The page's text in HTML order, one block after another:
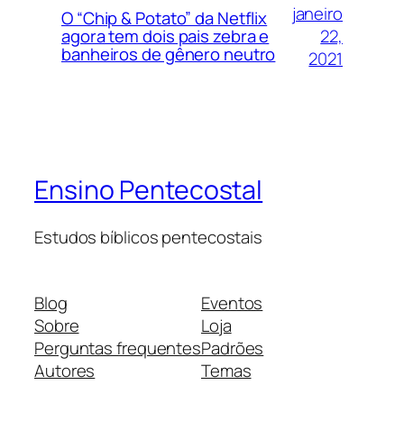
O “Chip & Potato” da Netflix
agora tem dois pais zebra e
banheiros de gênero neutro
janeiro
22,
2021
Ensino Pentecostal
Estudos bíblicos pentecostais
Blog
Sobre
Perguntas frequentes
Autores
Eventos
Loja
Padrões
Temas